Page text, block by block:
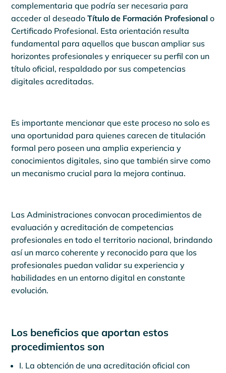
complementaria que podría ser necesaria para
acceder al deseadoTítulo de Formación Profesional o
Certificado Profesional. Esta orientación resulta
fundamental para aquellos que buscan ampliar sus
horizontes profesionales y enriquecer su perfil con un
título oficial, respaldado por sus competencias
digitales acreditadas.
Es importante mencionar que este proceso no solo es
una oportunidad para quienes carecen de titulación
formal pero poseen una amplia experiencia y
conocimientos digitales, sino que también sirve como
un mecanismo crucial para la mejora continua.
Las Administraciones convocan procedimientos de
evaluación y acreditación de competencias
profesionales en todo el territorio nacional, brindando
así un marco coherente y reconocido para que los
profesionales puedan validar su experiencia y
habilidades en un entorno digital en constante
evolución.
Los beneficios que aportan estos
procedimientos son
I. La obtención de una acreditación oficial con